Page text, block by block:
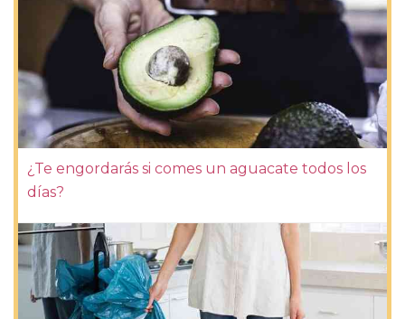
¿Te engordarás si comes un aguacate todos los
días?